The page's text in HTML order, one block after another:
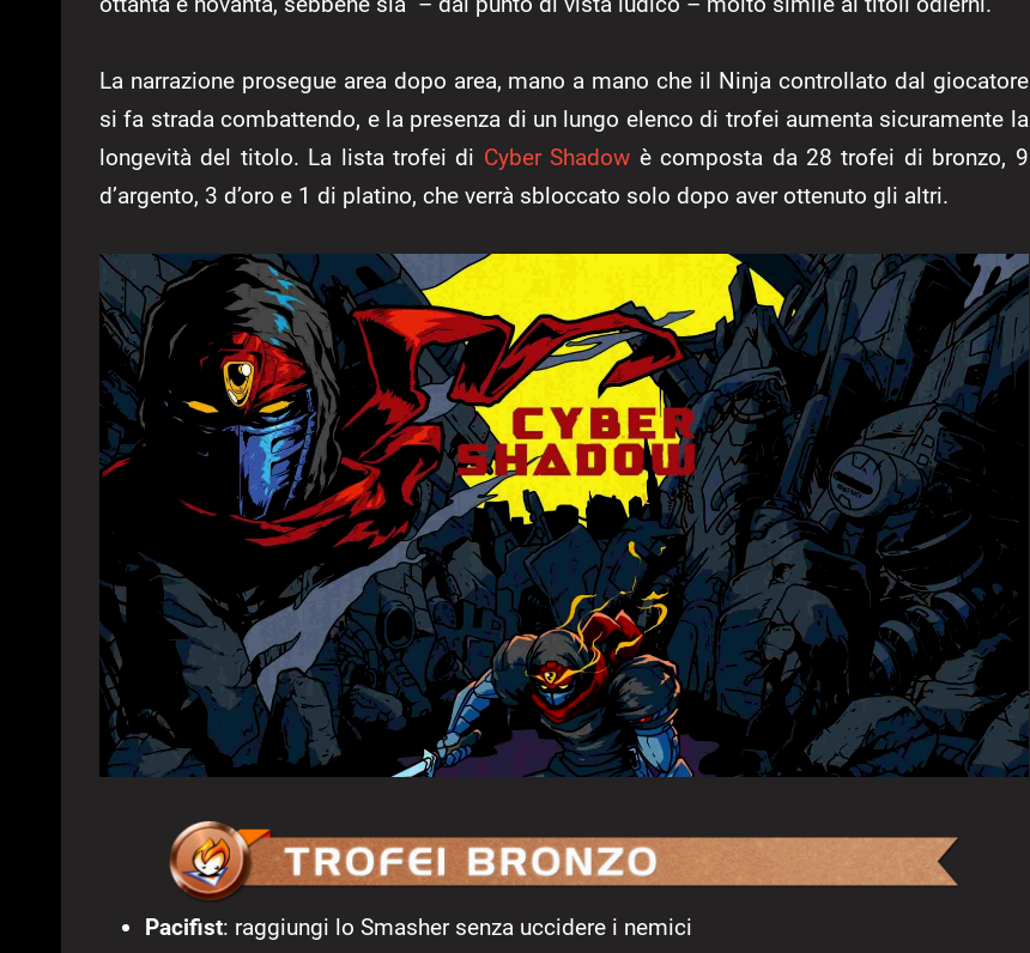
La narrazione prosegue area dopo area, mano a mano che il Ninja controllato dal giocatore
si fa strada combattendo, e la presenza di un lungo elenco di trofei aumenta sicuramente la
longevità del titolo. La lista trofei di Cyber Shadow è composta da 28 trofei di bronzo, 9
d’argento, 3 d’oro e 1 di platino, che verrà sbloccato solo dopo aver ottenuto gli altri.
Pacifist: raggiungi lo Smasher senza uccidere i nemici